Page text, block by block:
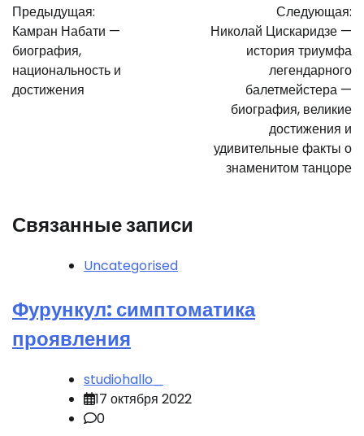
по
записям
Предыдущая:
Камран Набати —
биография,
национальность и
достижения
Следующая:
Николай Цискаридзе —
история триумфа
легендарного
балетмейстера —
биография, великие
достижения и
удивительные факты о
знаменитом танцоре
Связанные записи
Uncategorised
Фурункул: симптоматика
проявления
studiohallo_
17 октября 2022
0